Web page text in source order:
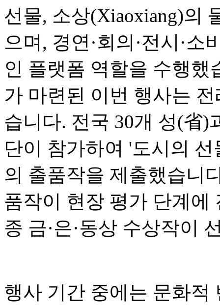
선물, 소상(Xiaoxiang)의
으며, 경연·회의·전시·
인 플랫폼 역할을 수행
가 마련된 이번 행사는
습니다. 전국 30개 성(省)
단이 참가하여 '도시의
의 출품작을 제출했습니
품작이 현장 평가 단계에
종 금·은·동상 수상작이
행사 기간 중에는 문화적